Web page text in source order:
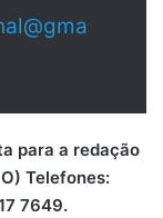
para a redação
Telefones:
7649.